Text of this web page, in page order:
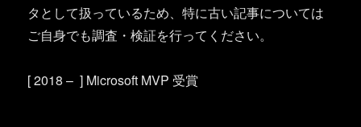
タとして扱っているため、特に古い記事については
ご自身でも調査・検証を行ってください。
[ 2018 – ] Microsoft MVP 受賞